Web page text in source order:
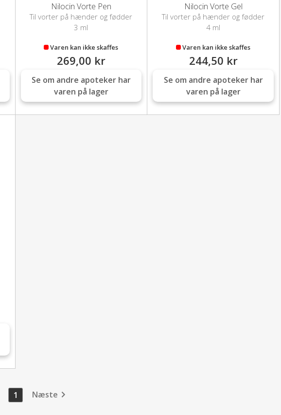
Nilocin Vorte Pen
Til vorter på hænder og fødder
3 ml
Varen kan ikke skaffes
269,00 kr
Se om andre apoteker har
varen på lager
Nilocin Vorte Gel
Til vorter på hænder og fødder
4 ml
Varen kan ikke skaffes
244,50 kr
Se om andre apoteker har
varen på lager
1 Næste